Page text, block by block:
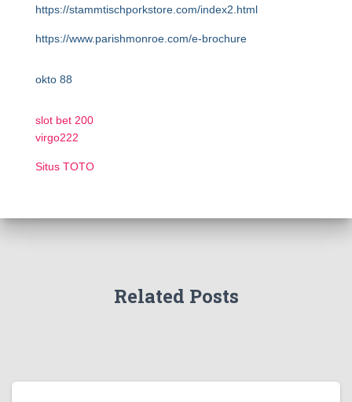
https://stammtischporkstore.com/index2.html
https://www.parishmonroe.com/e-brochure
okto 88
slot bet 200
virgo222
Situs TOTO
Related Posts